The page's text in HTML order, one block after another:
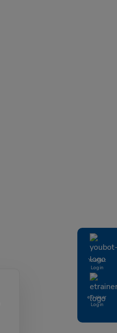
YouBot
Login
eTrainer
Login